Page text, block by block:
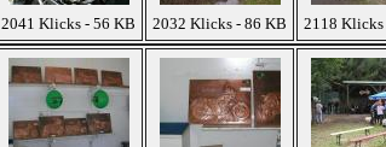
2041 Klicks - 56 KB 2032 Klicks - 86 KB 2118 Klicks